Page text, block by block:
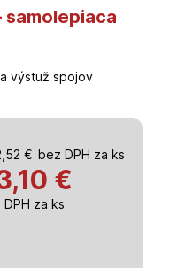
samolepiaca
výstuž spojov
€ bez DPH za ks
€
DPH za ks